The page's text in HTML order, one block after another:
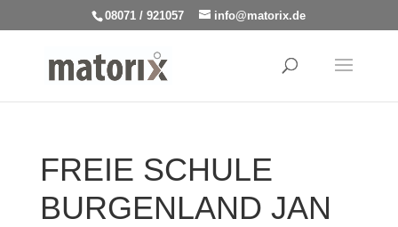
08071 / 921057 info@matorix.de
FREIE SCHULE
BURGENLAND JAN